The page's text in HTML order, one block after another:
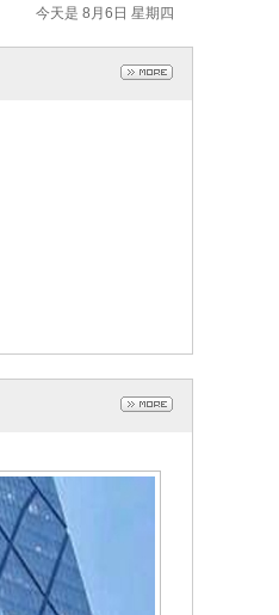
今天是 8月6日 星期四
废铝
2022-10-08